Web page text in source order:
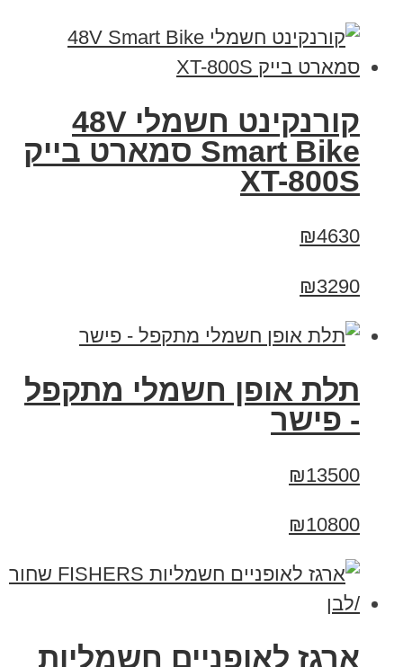
קורנקינט חשמלי 48V
Smart Bike סמארט בייק
XT-800S
₪4630
₪3290
תלת אופן חשמלי מתקפל
- פישר
₪13500
₪10800
ארגז לאופניים חשמליות